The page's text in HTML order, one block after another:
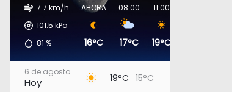
7.7 km/h
101.5 kPa
81 %
AHORA
16°C
08:00
17°C
11:00
19°C
6 de agosto
Hoy 19°C 15°C